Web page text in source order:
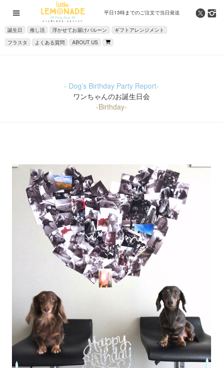
平日13時までのご注文で当日発送
誕生日 推し活 浮かせてお届けバルーン
ギフトアレンジメント
フラスタ
よくある質問 ABOUT US
- Dog’s Birthday Party Report-
ワンちゃんのお誕生日会
-Birthday-